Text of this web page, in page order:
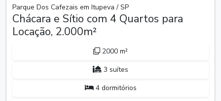
Parque Dos Cafezais em Itupeva / SP
Chácara e Sítio com 4 Quartos para
Locação, 2.000m²
2000 m²
3 suítes
4 dormitórios